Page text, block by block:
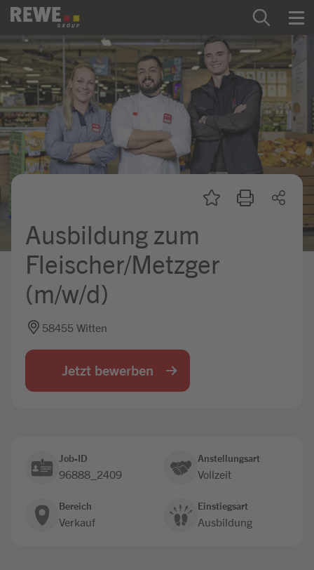
Zum Inhalt springen
Startseite
REWE Group als Arbeitgeber
Ausbildung & Studium
Praktikum & Werkstudium
Mein Kandidat:innenprofil
Ausbildung zum
Fleischer/Metzger
(m/w/d)
58455 Witten
Jetzt bewerben
Job-ID
96888_2409
Anstellungsart
Vollzeit
Bereich
Verkauf
Einstiegsart
Ausbildung